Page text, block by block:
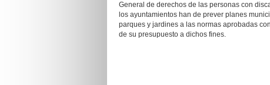
General de derechos de las personas con
los ayuntamientos han de prever planes
parques y jardines a las normas aprobadas
de su presupuesto a dichos fines.